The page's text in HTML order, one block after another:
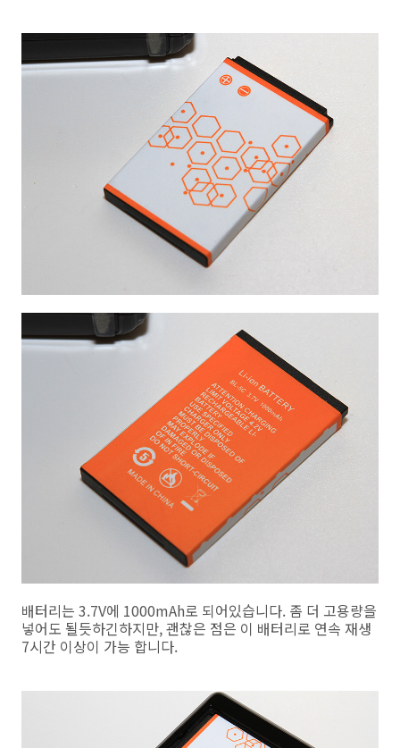
배터리는 3.7V에 1000mAh로 되어있습니다. 좀 더 고용량을
넣어도 될듯하긴하지만, 괜찮은 점은 이 배터리로 연속 재생
7시간 이상이 가능 합니다.